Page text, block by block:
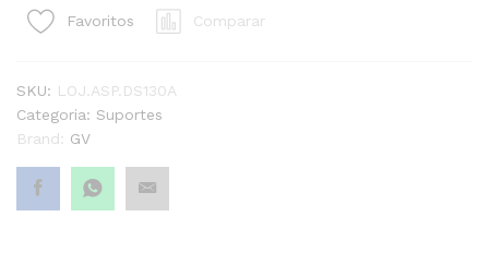
Favoritos Comparar
SKU: LOJ.ASP.DS130A
Categoria: Suportes
Brand: GV